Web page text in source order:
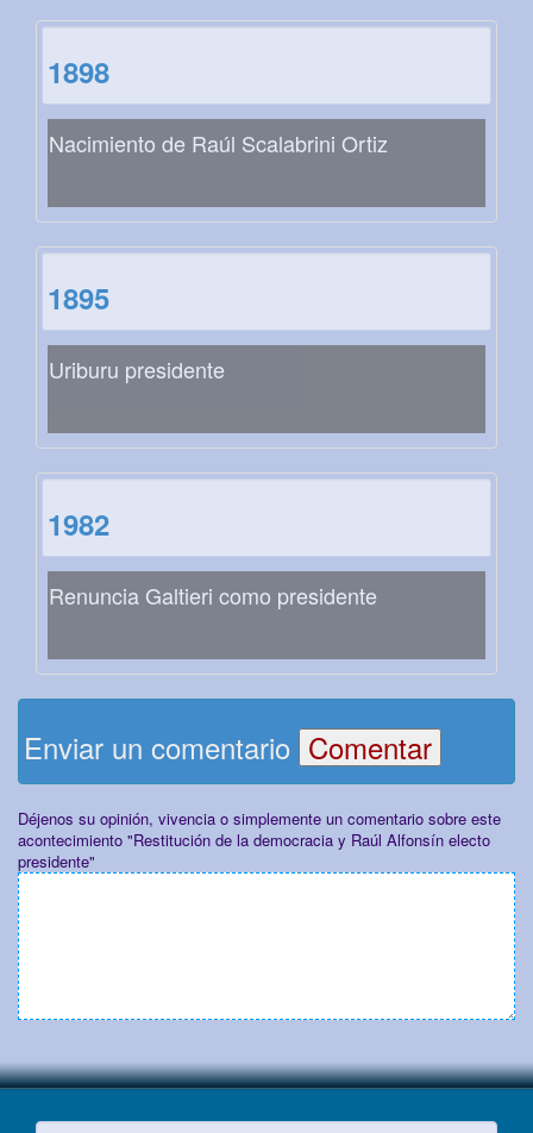
1898
Nacimiento de Raúl Scalabrini Ortiz
1895
Uriburu presidente
1982
Renuncia Galtieri como presidente
Enviar un comentario
Déjenos su opinión, vivencia o simplemente un comentario sobre este
acontecimiento "Restitución de la democracia y Raúl Alfonsín electo
presidente"